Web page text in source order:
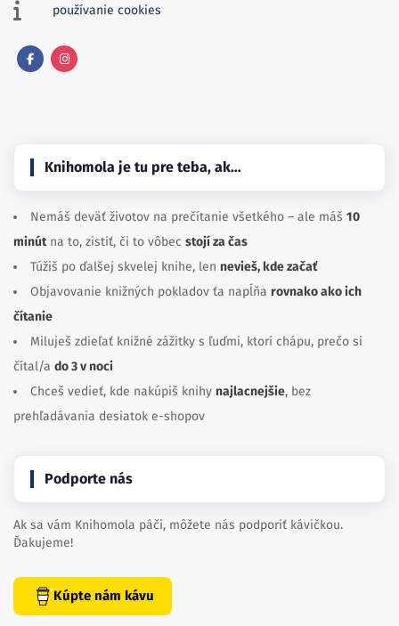
používanie cookies
Knihomola je tu pre teba, ak…
Nemáš deväť životov na prečítanie všetkého – ale máš 10
minútna to, zistiť, či to vôbec stojí za čas
Túžiš po ďalšej skvelej knihe, len nevieš, kde začať
Objavovanie knižných pokladov ťa napĺňa rovnako ako ich
čítanie
Miluješ zdieľať knižné zážitky s ľuďmi, ktorí chápu, prečo si
čítal/a do 3 v noci
Chceš vedieť, kde nakúpiš knihy najlacnejšie, bez
prehľadávania desiatok e-shopov
Podporte nás
Ak sa vám Knihomola páči, môžete nás podporiť kávičkou.
Ďakujeme!
Kúpte nám kávu